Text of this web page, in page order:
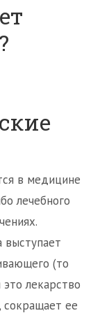
в медицине
лечебного
(то
лекарство
сокращает ее